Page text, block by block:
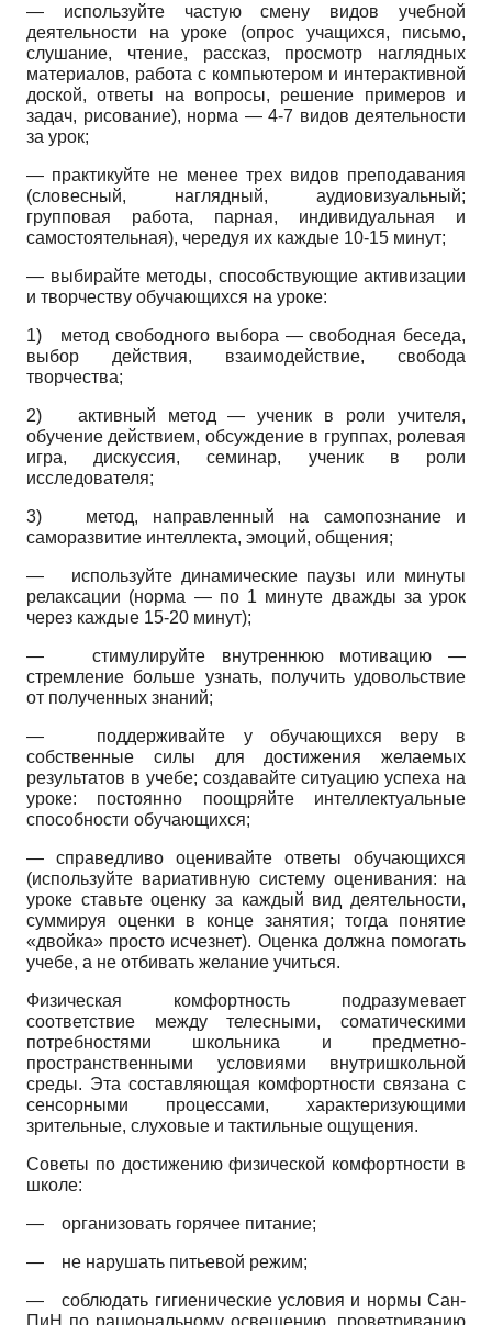
— используйте частую смену видов учебной
деятельности на уроке (опрос учащихся, письмо,
слушание, чтение, рассказ, просмотр наглядных
материалов, работа с компьютером и интерактивной
доской, ответы на вопросы, решение примеров и
задач, рисование), норма — 4-7 видов деятельности
за урок;
— практикуйте не менее трех видов преподавания
(словесный, наглядный, аудиовизуальный;
групповая работа, парная, индивидуальная и
самостоятельная), чередуя их каждые 10-15 минут;
— выбирайте методы, способствующие активизации
и творчеству обучающихся на уроке:
1) метод свободного выбора — свободная беседа,
выбор действия, взаимодействие, свобода
творчества;
2) активный метод — ученик в роли учителя,
обучение действием, обсуждение в группах, ролевая
игра, дискуссия, семинар, ученик в роли
исследователя;
3) метод, направленный на самопознание и
саморазвитие интеллекта, эмоций, общения;
— используйте динамические паузы или минуты
релаксации (норма — по 1 минуте дважды за урок
через каждые 15-20 минут);
— стимулируйте внутреннюю мотивацию —
стремление больше узнать, получить удовольствие
от полученных знаний;
— поддерживайте у обучающихся веру в
собственные силы для достижения желаемых
результатов в учебе; создавайте ситуацию успеха на
уроке: постоянно поощряйте интеллектуальные
способности обучающихся;
— справедливо оценивайте ответы обучающихся
(используйте вариативную систему оценивания: на
уроке ставьте оценку за каждый вид деятельности,
суммируя оценки в конце занятия; тогда понятие
«двойка» просто исчезнет). Оценка должна помогать
учебе, а не отбивать желание учиться.
Физическая комфортность подразумевает
соответствие между телесными, соматическими
потребностями школьника и предметно-
пространственными условиями внутришкольной
среды. Эта составляющая комфортности связана с
сенсорными процессами, характеризующими
зрительные, слуховые и тактильные ощущения.
Советы по достижению физической комфортности в
школе:
— организовать горячее питание;
— не нарушать питьевой режим;
—соблюдать гигиенические условия и нормы Сан-
ПиН по рациональному освещению, проветриванию